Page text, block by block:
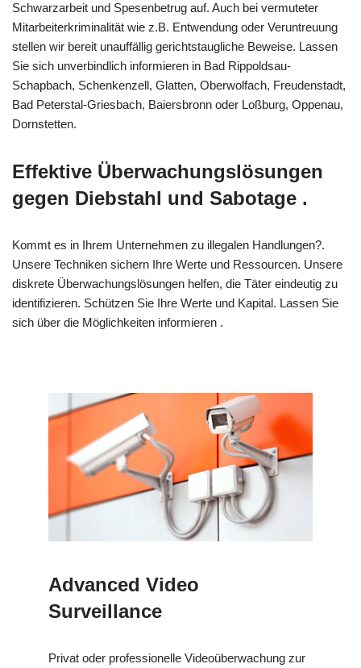
Schwarzarbeit und Spesenbetrug auf. Auch bei vermuteter
Mitarbeiterkriminalität wie z.B. Entwendung oder Veruntreuung
stellen wir bereit unauffällig gerichtstaugliche Beweise. Lassen
Sie sich unverbindlich informieren in Bad Rippoldsau-
Schapbach, Schenkenzell, Glatten, Oberwolfach, Freudenstadt,
Bad Peterstal-Griesbach, Baiersbronn oder Loßburg, Oppenau,
Dornstetten.
Effektive Überwachungslösungen
gegen Diebstahl und Sabotage .
Kommt es in Ihrem Unternehmen zu illegalen Handlungen?.
Unsere Techniken sichern Ihre Werte und Ressourcen. Unsere
diskrete Überwachungslösungen helfen, die Täter eindeutig zu
identifizieren. Schützen Sie Ihre Werte und Kapital. Lassen Sie
sich über die Möglichkeiten informieren .
Advanced Video
Surveillance
Privat oder professionelle Videoüberwachung zur